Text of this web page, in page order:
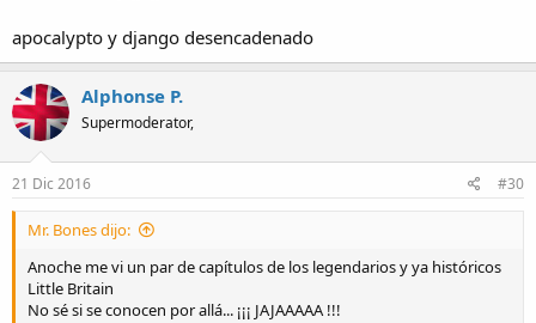
apocalypto y django desencadenado
Alphonse P.
Supermoderator,
21 Dic 2016 #30
Mr. Bones dijo:
Anoche me vi un par de capítulos de los legendarios y ya históricos
Little Britain
No sé si se conocen por allá... ¡¡¡ JAJAAAAA !!!